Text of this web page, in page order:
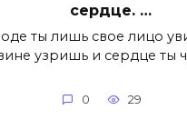
сердце. …
ты лишь свое лицо
узришь и сердце ты
0 29